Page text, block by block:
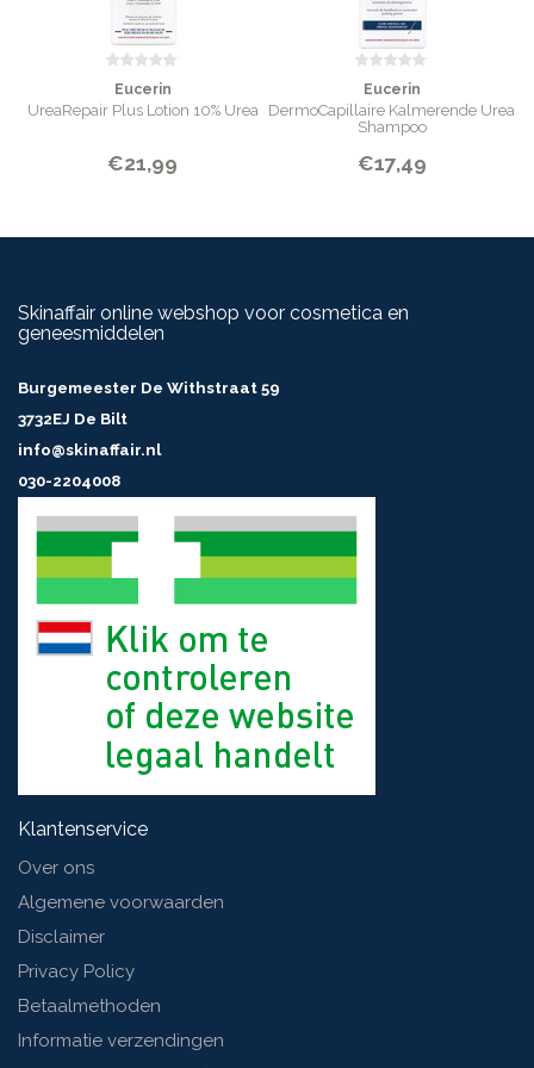
Eucerin
UreaRepair Plus Lotion 10% Urea
€21,99
Eucerin
DermoCapillaire Kalmerende Urea
Shampoo
€17,49
Skinaffair online webshop voor cosmetica en
geneesmiddelen
Burgemeester De Withstraat 59
3732EJ De Bilt
info@skinaffair.nl
030-2204008
Klantenservice
Over ons
Algemene voorwaarden
Disclaimer
Privacy Policy
Betaalmethoden
Informatie verzendingen